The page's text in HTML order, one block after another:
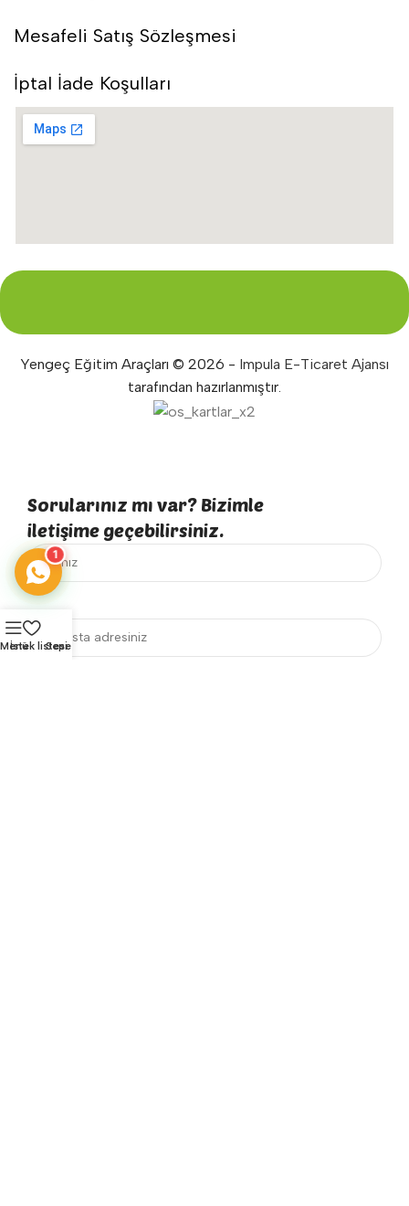
Mesafeli Satış Sözleşmesi
İptal İade Koşulları
Yengeç Eğitim Araçları © 2026 - Impula E-Ticaret Ajansı
tarafından hazırlanmıştır.
Sorularınız mı var? Bizimle
iletişime geçebilirsiniz.
Menü
İstek listesi
Sepet
1